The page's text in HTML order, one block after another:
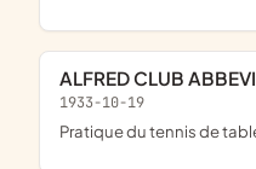
ALFRED CLUB
1933-10-19
pratique du tennis de